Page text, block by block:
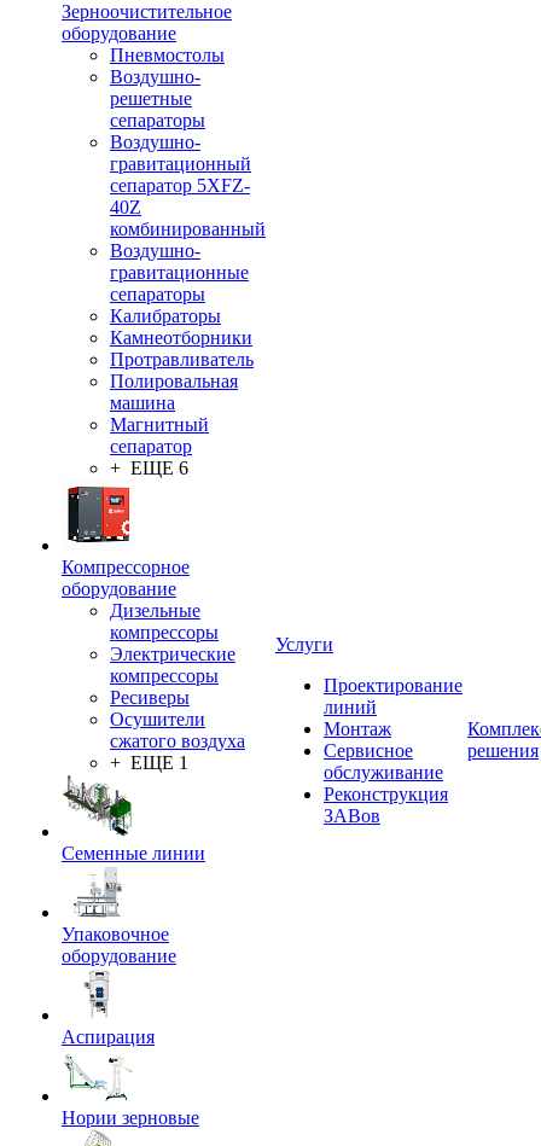
Зерноочистительное
оборудование
Пневмостолы
Воздушно-
решетные
сепараторы
Воздушно-
гравитационный
сепаратор 5XFZ-
40Z
комбинированный
Воздушно-
гравитационные
сепараторы
Калибраторы
Камнеотборники
Протравливатель
Полировальная
машина
Магнитный
сепаратор
+ ЕЩЕ 6
Компрессорное
оборудование
Дизельные
компрессоры
Электрические
компрессоры
Ресиверы
Осушители
сжатого воздуха
+ ЕЩЕ 1
Семенные линии
Упаковочное
оборудование
Аспирация
Нории зерновые
Услуги
Проектирование
линий
Монтаж
Сервисное
обслуживание
Реконструкция
ЗАВов
решения